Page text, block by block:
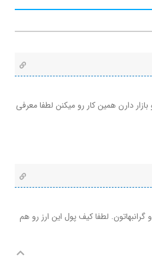
دارن همین کار رو میکنن لطفا معرفی
لطفا کیف پول این ارز رو هم